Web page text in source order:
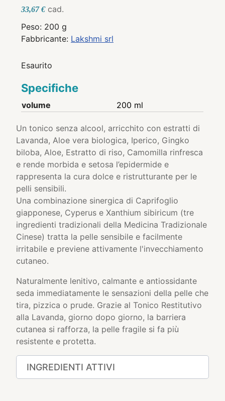
33,67 € cad.
Peso: 200 g
Fabbricante: Lakshmi srl
Esaurito
Specifiche
volume 200 ml
Un tonico senza alcool, arricchito con estratti di
Lavanda, Aloe vera biologica, Iperico, Gingko
biloba, Aloe, Estratto di riso, Camomilla rinfresca
e rende morbida e setosa l’epidermide e
rappresenta la cura dolce e ristrutturante per le
pelli sensibili.
Una combinazione sinergica di Caprifoglio
giapponese, Cyperus e Xanthium sibiricum (tre
ingredienti tradizionali della Medicina Tradizionale
Cinese) tratta la pelle sensibile e facilmente
irritabile e previene attivamente l'invecchiamento
cutaneo.
Naturalmente lenitivo, calmante e antiossidante
seda immediatamente le sensazioni della pelle che
tira, pizzica o prude. Grazie al Tonico Restitutivo
alla Lavanda, giorno dopo giorno, la barriera
cutanea si rafforza, la pelle fragile si fa più
resistente e protetta.
INGREDIENTI ATTIVI